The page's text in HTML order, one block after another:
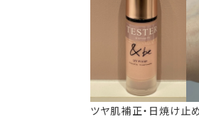
ツヤ肌補正・日焼け止